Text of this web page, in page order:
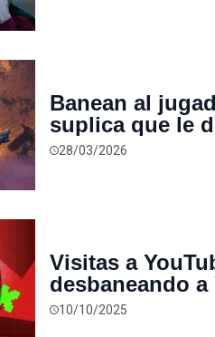
Banean al
suplica que le
irremplazables
28/03/2026
Visitas a
desbaneando
una segunda
10/10/2025